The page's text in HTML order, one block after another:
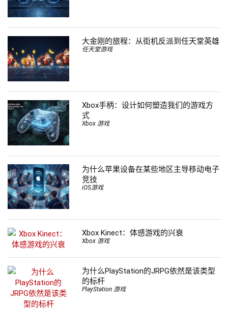
大金刚的旅程：从街机反派到任天堂英雄
任天堂游戏
Xbox手柄：设计如何塑造我们的游戏方
式
Xbox 游戏
为什么苹果设备在某些地区主导移动电子
竞技
iOS游戏
Xbox Kinect：体感游戏的兴衰
Xbox 游戏
为什么PlayStation的JRPG依然是该类型
的标杆
PlayStation 游戏